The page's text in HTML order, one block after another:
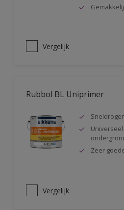
Vergelijk
Rubbol BL Uniprimer
Zeer
Vergelijk